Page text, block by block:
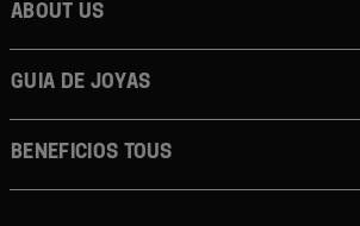
About us
Guia de joyas
Beneficios TOUS